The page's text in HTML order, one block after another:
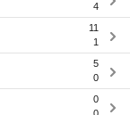
4
11
1
5
0
0